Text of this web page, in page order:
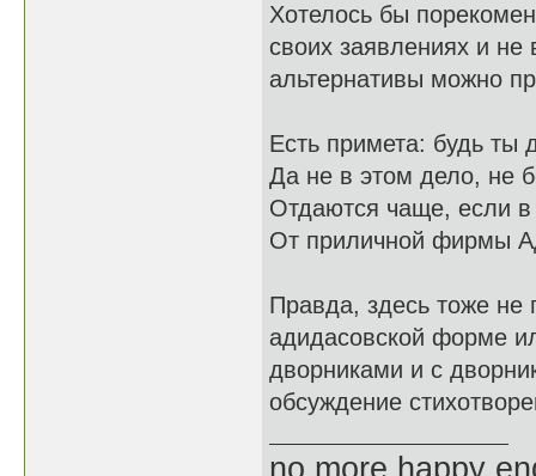
Хотелось бы
своих заявлениях и
альтернативы можно
Есть примета: будь ты
Да не в этом дело, не
Отдаются чаще, если
От приличной фирмы
Правда, здесь тоже
адидасовской форме
дворниками и с
обсуждение
no more happy